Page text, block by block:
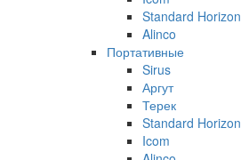
Standard Horizon
Alinco
Портативные
Sirus
Аргут
Терек
Standard Horizon
Icom